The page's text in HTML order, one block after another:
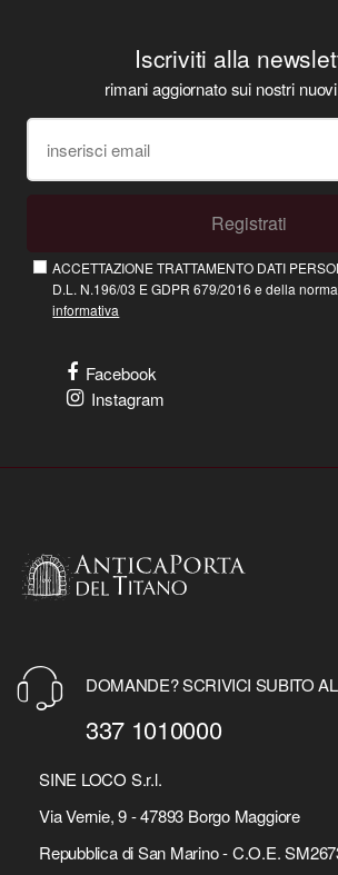
Iscriviti alla
rimani aggiornato sui nostri
Registrati
ACCETTAZIONE TRATTAMENTO DATI
D.L. N.196/03 E GDPR 679/2016 e della
informativa
Facebook
Instagram
DOMANDE? SCRIVICI SUBITO AL
337 1010000
SINE LOCO S.r.l.
Via Vernie, 9 - 47893 Borgo Maggiore
Repubblica di San Marino - C.O.E.